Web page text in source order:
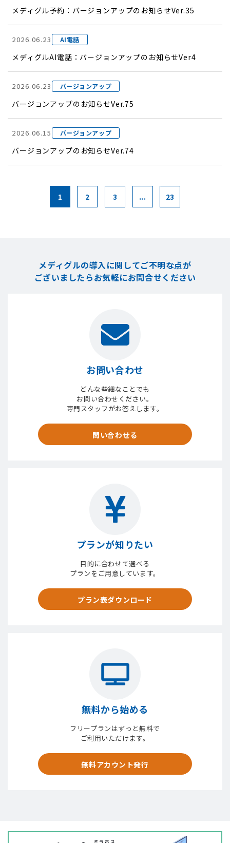
メディグル予約：バージョンアップのお知らせVer.35
2026.06.23 AI電話
メディグルAI電話：バージョンアップのお知らせVer4
2026.06.23 バージョンアップ
バージョンアップのお知らせVer.75
2026.06.15 バージョンアップ
バージョンアップのお知らせVer.74
1 2 3 ... 23
メディグルの導入に関してご不明な点が
ございましたらお気軽にお問合せください
お問い合わせ
どんな些細なことでも
お問い合わせください。
専門スタッフがお答えします。
問い合わせる
プランが知りたい
目的に合わせて選べる
プランをご用意しています。
プラン表ダウンロード
無料から始める
フリープランはずっと無料で
ご利用いただけます。
無料アカウント発行